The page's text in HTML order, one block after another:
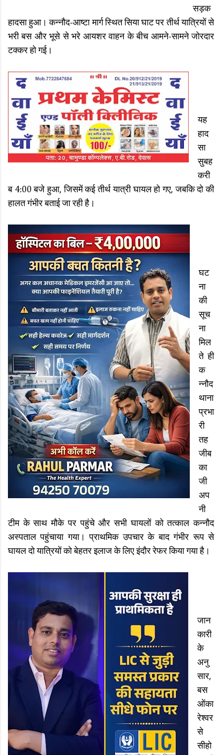
सड़क
हादसा हुआ। कन्नौद-आष्टा मार्ग स्थित सिया घाट पर तीर्थ यात्रियों से
भरी बस और भूसे से भरे आयशर वाहन के बीच आमने-सामने जोरदार
टक्कर हो गई।
यह
हाद
सा
सुबह
करी
ब 4:00 बजे हुआ, जिसमें कई तीर्थ यात्री घायल हो गए, जबकि दो की
हालत गंभीर बताई जा रही है।
घट
ना
की
सूच
ना
मिल
ते ही
क
न्नौद
थाना
प्रभा
री
तह
जीब
का
जी
अप
नी
टीम के साथ मौके पर पहुंचे और सभी घायलों को तत्काल कन्नौद
अस्पताल पहुंचाया गया। प्राथमिक उपचार के बाद गंभीर रूप से
घायल दो यात्रियों को बेहतर इलाज के लिए इंदौर रेफर किया गया है।
जान
कारी
के
अनु
सार,
बस
ओंका
रेश्वर
से
सीहो